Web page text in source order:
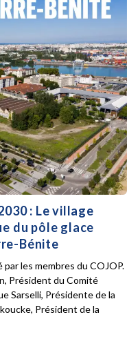
: Le village
du pôle glace
Bénite
les membres du COJOP.
Président du Comité
Sarselli, Présidente de la
Président de la